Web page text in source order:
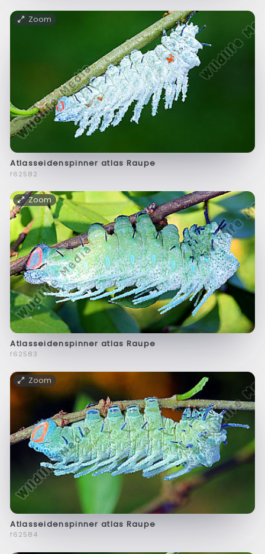
Zoom
Atlasseidenspinner atlas Raupe
f62582
Zoom
Atlasseidenspinner atlas Raupe
f62583
Zoom
Atlasseidenspinner atlas Raupe
f62584